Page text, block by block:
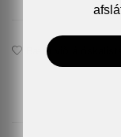
Bæta við á